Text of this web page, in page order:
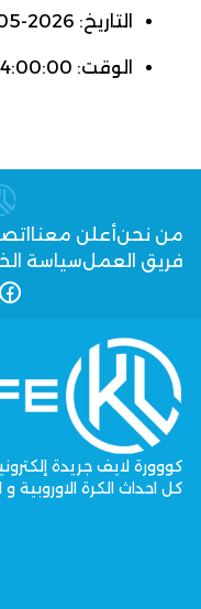
التاريخ: 2026-05-02
الوقت: 14:00:00
من نحنأعلن معنا
فريق العملسياسة
كووورة لايف جريدة
كل احداث الكرة الاوروبية